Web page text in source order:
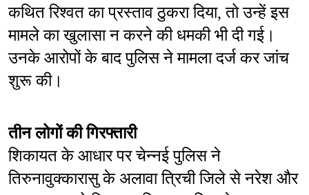
कथित रिश्वत का प्रस्ताव ठुकरा दिया, तो उन्हें इस
मामले का खुलासा न करने की धमकी भी दी गई।
उनके आरोपों के बाद पुलिस ने मामला दर्ज कर जांच
शुरू की।
तीन लोगों की गिरफ्तारी
शिकायत के आधार पर चेन्नई पुलिस ने
तिरुनावुक्कारासु के अलावा त्रिची जिले से नरेश और